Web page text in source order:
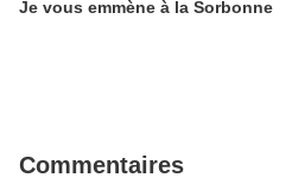
Je vous emmène à la Sorbonne
Commentaires